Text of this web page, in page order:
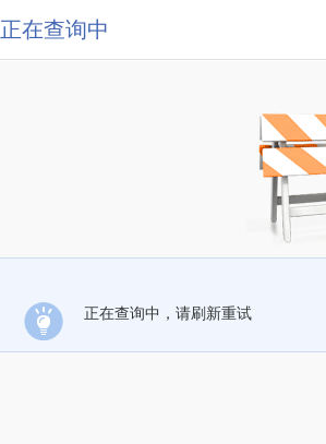
正在查询中
正在查询中，请刷新重试